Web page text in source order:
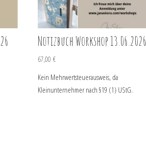
Notizbuch Workshop 13.06.2026
67,00€
Kein Mehrwertsteuerausweis, da
Kleinunternehmer nach §19 (1) UStG.